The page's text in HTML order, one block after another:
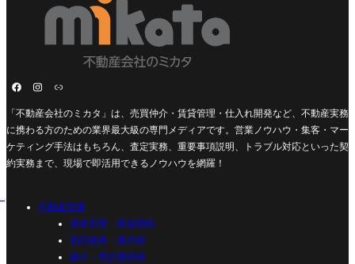
「不動産会社のミカタ」は、売買仲介・賃貸管理・仕入れ開発など、不動産実務
に携わる方のための業界最大級の専門メディアです。営業ノウハウ・集客・マー
ケティング手法はもちろん、査定実務、重要事項説明、トラブル対応といった契
約実務まで、現場で即活用できるノウハウを網羅！
不動産営業
源泉営業・新規開拓
初回接客・案内術
媒介・受託獲得術